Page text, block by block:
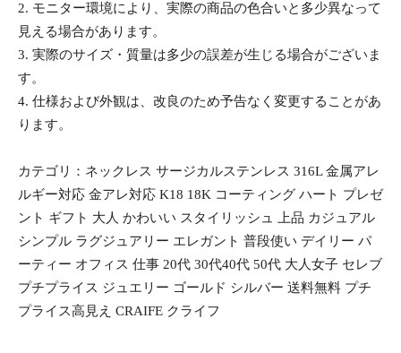
2. モニター環境により、実際の商品の色合いと多少異なって
見える場合があります。
3. 実際のサイズ・質量は多少の誤差が生じる場合がございま
す。
4. 仕様および外観は、改良のため予告なく変更することがあ
ります。
カテゴリ：ネックレス サージカルステンレス 316L 金属アレ
ルギー対応 金アレ対応 K18 18K コーティング ハート プレゼ
ント ギフト 大人 かわいい スタイリッシュ 上品 カジュアル
シンプル ラグジュアリー エレガント 普段使い デイリー パ
ーティー オフィス 仕事 20代 30代40代 50代 大人女子 セレブ
プチプライス ジュエリー ゴールド シルバー 送料無料 プチ
プライス高見え CRAIFE クライフ